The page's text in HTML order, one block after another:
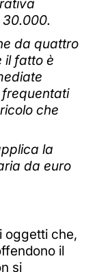
da quattro
il fatto è
che
la
da euro
oggetti che,
il
si